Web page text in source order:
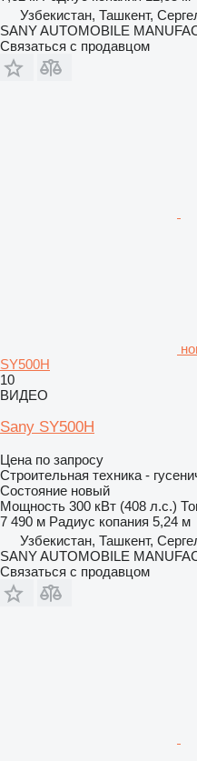
Узбекистан, Ташкент,
SANY AUTOMOBILE
Связаться с продавцом
SY500H
10
ВИДЕО
Sany SY500H
Цена по запросу
Строительная техника -
Состояние новый
Мощность 300 кВт (408 л.с.)
7 490 м Радиус копания 5,24 м
Узбекистан, Ташкент,
SANY AUTOMOBILE
Связаться с продавцом